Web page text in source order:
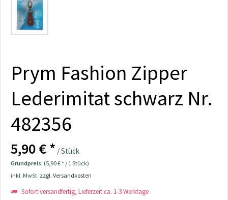
Prym Fashion Zipper
Lederimitat schwarz Nr.
482356
5,90 € * / Stück
Grundpreis: (5,90 € * / 1 Stück)
inkl. MwSt. zzgl. Versandkosten
Sofort versandfertig, Lieferzeit ca. 1-3 Werktage